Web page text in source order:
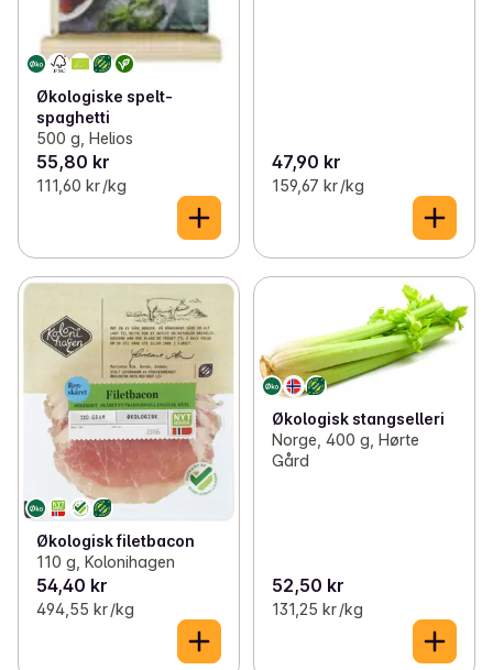
Økologiske spelt-
spaghetti
500 g, Helios
55,80 kr
111,60 kr /kg
47,90 kr
159,67 kr /kg
Økologisk filetbacon
110 g, Kolonihagen
54,40 kr
494,55 kr /kg
Økologisk stangselleri
Norge, 400 g, Hørte
Gård
52,50 kr
131,25 kr /kg